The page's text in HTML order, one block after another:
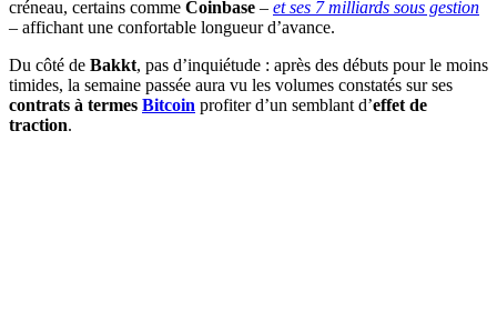
créneau, certains comme Coinbase – et ses 7 milliards sous gestion
– affichant une confortable longueur d’avance.
Du côté de Bakkt, pas d’inquiétude : après des débuts pour le moins
timides, la semaine passée aura vu les volumes constatés sur ses
contrats à termes Bitcoin profiter d’un semblant d’effet de
traction.